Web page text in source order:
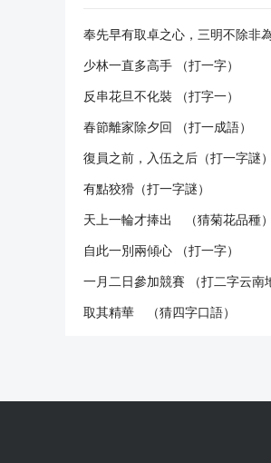
少林一直多高手 （打一字）
反串花旦不化裝 （打字一）
春節離家除夕回 （打一成語）
復員之前，入伍之后（打一字謎）
有點狡猾（打一字謎）
天上一輪才捧出 （猜菊花品種）
自此一別兩傾心 （打一字）
取其精華 （猜四字口語）